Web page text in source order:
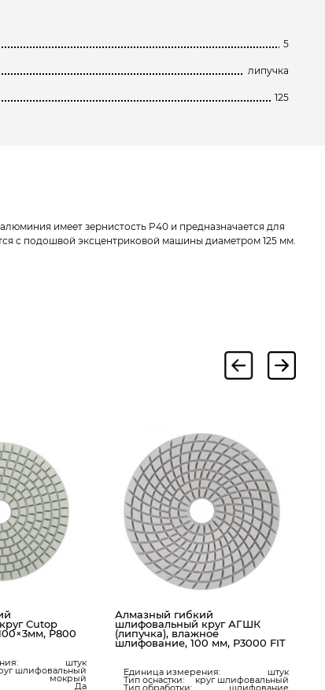
5
липучка
125
имеет зернистость P40 и предназначается для
с подошвой эксцентриковой машины диаметром 125 мм.
Cutop
Р800
штук
шлифовальный
мокрый
Да
Алмазный гибкий
шлифовальный круг АГШК
(липучка), влажное
шлифование, 100 мм, Р3000 FIT
Единица измерения: штук
Тип оснастки: круг шлифовальный
Тип обработки: шлифование